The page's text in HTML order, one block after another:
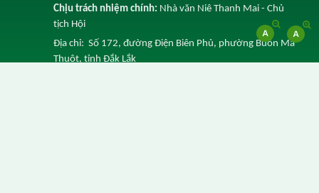
Chịu trách nhiệm chính: Nhà văn Niê Thanh Mai - Chủ
tịch Hội
Địa chỉ: Số 172, đường Điện Biên Phủ, phường Buôn Ma
Thuột, tỉnh Đắk Lắk